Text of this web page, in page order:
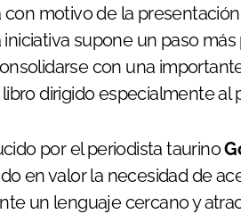
con motivo de la
iniciativa supone un paso
con una
dirigido especialmente al
por el periodista taurino
en valor la necesidad de
un lenguaje cercano y